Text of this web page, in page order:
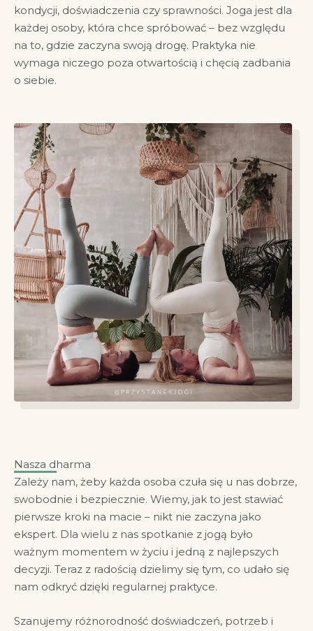
kondycji, doświadczenia czy sprawności. Joga jest dla
każdej osoby, która chce spróbować – bez względu
na to, gdzie zaczyna swoją drogę. Praktyka nie
wymaga niczego poza otwartością i chęcią zadbania
o siebie.
Nasza dharma
Zależy nam, żeby każda osoba czuła się u nas dobrze,
swobodnie i bezpiecznie. Wiemy, jak to jest stawiać
pierwsze kroki na macie – nikt nie zaczyna jako
ekspert. Dla wielu z nas spotkanie z jogą było
ważnym momentem w życiu i jedną z najlepszych
decyzji. Teraz z radością dzielimy się tym, co udało się
nam odkryć dzięki regularnej praktyce.
Szanujemy różnorodność doświadczeń, potrzeb i